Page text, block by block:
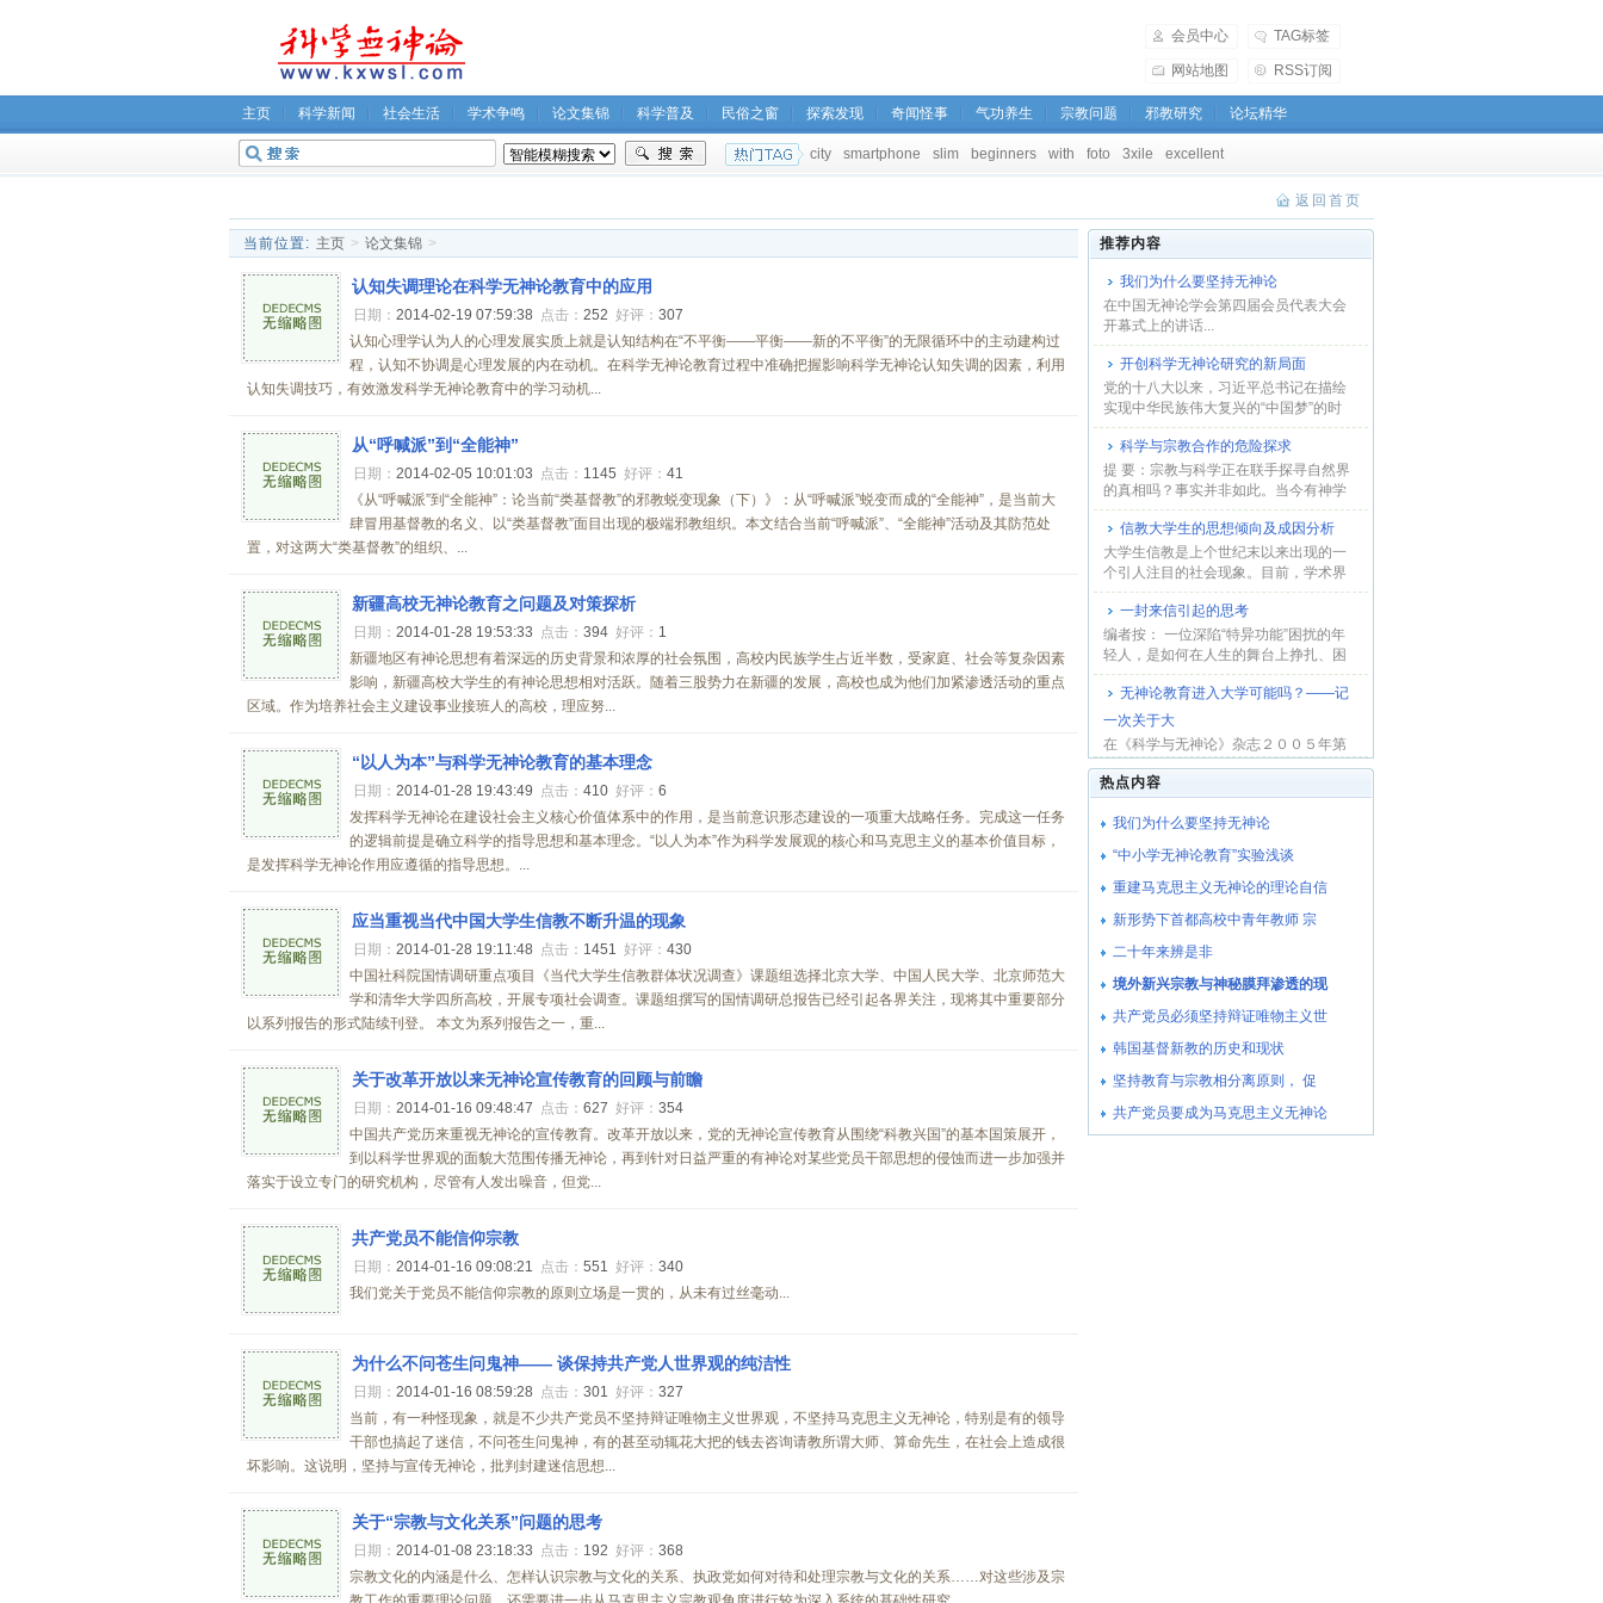
会员中心 TAG标签
网站地图 RSS订阅
主页 科学新闻 社会生活 学术争鸣 论文集锦 科学普及 民俗之窗 探索发现 奇闻怪事 气功养生 宗教问题 邪教研究 论坛精华
无神论坛 city smartphone slim beginners with foto 3xile excellent
返回首页
当前位置: 主页 > 论文集锦 >
认知失调理论在科学无神论教育中的应用
日期： 2014-02-19 07:59:38 点击： 252 好评： 307
认知心理学认为人的心理发展实质上就是认知结构在“不平衡――平衡――新的不平衡”的无限循环中的主动建构过
程，认知不协调是心理发展的内在动机。在科学无神论教育过程中准确把握影响科学无神论认知失调的因素，利用
认知失调技巧，有效激发科学无神论教育中的学习动机...
从“呼喊派”到“全能神”
日期： 2014-02-05 10:01:03 点击： 1145 好评： 41
《从“呼喊派”到“全能神”：论当前“类基督教”的邪教蜕变现象（下）》：从“呼喊派”蜕变而成的“全能神”，是当前大
肆冒用基督教的名义、以“类基督教”面目出现的极端邪教组织。本文结合当前“呼喊派”、“全能神”活动及其防范处
置，对这两大“类基督教”的组织、...
新疆高校无神论教育之问题及对策探析
日期： 2014-01-28 19:53:33 点击： 394 好评： 1
新疆地区有神论思想有着深远的历史背景和浓厚的社会氛围，高校内民族学生占近半数，受家庭、社会等复杂因素
影响，新疆高校大学生的有神论思想相对活跃。随着三股势力在新疆的发展，高校也成为他们加紧渗透活动的重点
区域。作为培养社会主义建设事业接班人的高校，理应努...
“以人为本”与科学无神论教育的基本理念
日期： 2014-01-28 19:43:49 点击： 410 好评： 6
发挥科学无神论在建设社会主义核心价值体系中的作用，是当前意识形态建设的一项重大战略任务。完成这一任务
的逻辑前提是确立科学的指导思想和基本理念。“以人为本”作为科学发展观的核心和马克思主义的基本价值目标，
是发挥科学无神论作用应遵循的指导思想。...
应当重视当代中国大学生信教不断升温的现象
日期： 2014-01-28 19:11:48 点击： 1451 好评： 430
中国社科院国情调研重点项目《当代大学生信教群体状况调查》课题组选择北京大学、中国人民大学、北京师范大
学和清华大学四所高校，开展专项社会调查。课题组撰写的国情调研总报告已经引起各界关注，现将其中重要部分
以系列报告的形式陆续刊登。 本文为系列报告之一，重...
关于改革开放以来无神论宣传教育的回顾与前瞻
日期： 2014-01-16 09:48:47 点击： 627 好评： 354
中国共产党历来重视无神论的宣传教育。改革开放以来，党的无神论宣传教育从围绕“科教兴国”的基本国策展开，
到以科学世界观的面貌大范围传播无神论，再到针对日益严重的有神论对某些党员干部思想的侵蚀而进一步加强并
落实于设立专门的研究机构，尽管有人发出噪音，但党...
共产党员不能信仰宗教
日期： 2014-01-16 09:08:21 点击： 551 好评： 340
我们党关于党员不能信仰宗教的原则立场是一贯的，从未有过丝毫动...
为什么不问苍生问鬼神―― 谈保持共产党人世界观的纯洁性
日期： 2014-01-16 08:59:28 点击： 301 好评： 327
当前，有一种怪现象，就是不少共产党员不坚持辩证唯物主义世界观，不坚持马克思主义无神论，特别是有的领导
干部也搞起了迷信，不问苍生问鬼神，有的甚至动辄花大把的钱去咨询请教所谓大师、算命先生，在社会上造成很
坏影响。这说明，坚持与宣传无神论，批判封建迷信思想...
关于“宗教与文化关系”问题的思考
日期： 2014-01-08 23:18:33 点击： 192 好评： 368
宗教文化的内涵是什么、怎样认识宗教与文化的关系、执政党如何对待和处理宗教与文化的关系……对这些涉及宗
推荐内容
我们为什么要坚持无神论
在中国无神论学会第四届会员代表大会
开幕式上的讲话...
开创科学无神论研究的新局面
党的十八大以来，习近平总书记在描绘
实现中华民族伟大复兴的“中国梦”的时
候，突出强...
科学与宗教合作的危险探求
提 要：宗教与科学正在联手探寻自然界
的真相吗？事实并非如此。当今有神学
界的基金会...
信教大学生的思想倾向及成因分析
大学生信教是上个世纪末以来出现的一
个引人注目的社会现象。目前，学术界
和高校思想教...
一封来信引起的思考
编者按： 一位深陷“特异功能”困扰的年
轻人，是如何在人生的舞台上挣扎、困
惑和艰难...
无神论教育进入大学可能吗？――记
一次关于大
在《科学与无神论》杂志２００５年第
六期上，刊登了署名文丁的文章《科学
无神论必须进...
热点内容
我们为什么要坚持无神论
“中小学无神论教育”实验浅谈
重建马克思主义无神论的理论自信
新形势下首都高校中青年教师 宗
二十年来辨是非
境外新兴宗教与神秘膜拜渗透的现
共产党员必须坚持辩证唯物主义世
韩国基督新教的历史和现状
坚持教育与宗教相分离原则， 促
共产党员要成为马克思主义无神论